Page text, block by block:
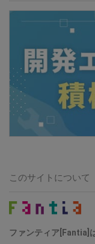
このサイトについて
ファンティア[Fantia]